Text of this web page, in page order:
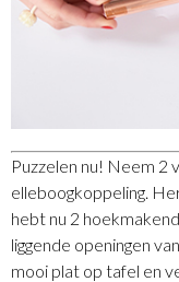
Puzzelen nu! Neem 2
elleboogkoppeling.
hebt nu 2
liggende openingen
mooi plat op tafel en